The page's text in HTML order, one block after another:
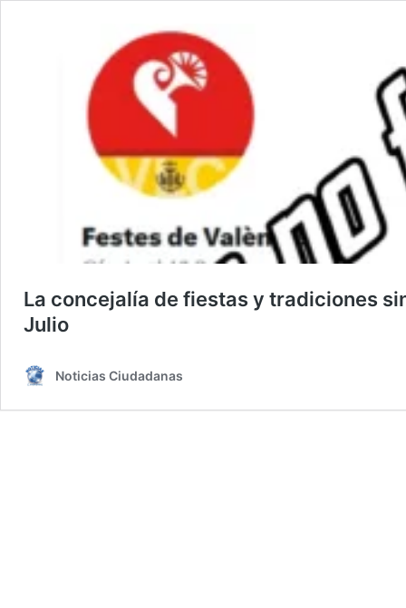
La concejalía de fiestas y tradiciones
Julio
Noticias Ciudadanas